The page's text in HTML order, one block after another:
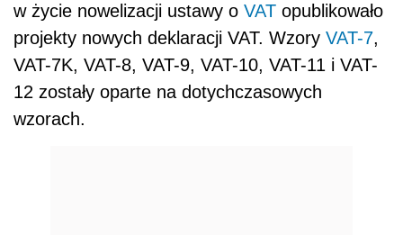
w życie nowelizacji ustawy o VAT opublikowało
projekty nowych deklaracji VAT. Wzory VAT-7,
VAT-7K, VAT-8, VAT-9, VAT-10, VAT-11 i VAT-
12 zostały oparte na dotychczasowych
wzorach.